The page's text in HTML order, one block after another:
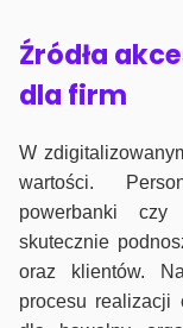
Źródła
dla firm
W
wartości.
powerbanki
skutecznie
oraz klientów.
procesu realizacji